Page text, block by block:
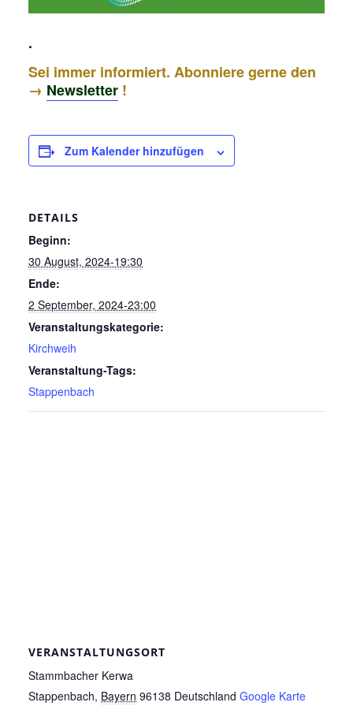
.
Sei immer informiert. Abonniere gerne den
→ Newsletter !
Zum Kalender hinzufügen
DETAILS
Beginn:
30 August, 2024-19:30
Ende:
2 September, 2024-23:00
Veranstaltungskategorie:
Kirchweih
Veranstaltung-Tags:
Stappenbach
VERANSTALTUNGSORT
Stammbacher Kerwa
Stappenbach, Bayern 96138 Deutschland Google Karte